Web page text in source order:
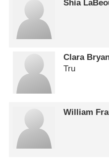
Shia
Clara
Tru
William